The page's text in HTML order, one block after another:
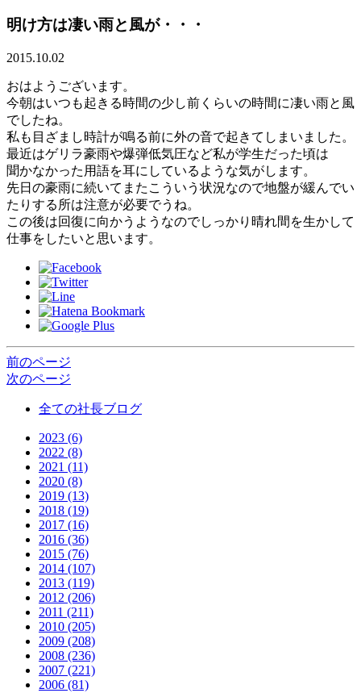
明け方は凄い雨と風が・・・
2015.10.02
おはようございます。
今朝はいつも起きる時間の少し前くらいの時間に凄い雨と風
でしたね。
私も目ざまし時計が鳴る前に外の音で起きてしまいました。
最近はゲリラ豪雨や爆弾低気圧など私が学生だった頃は
聞かなかった用語を耳にしているような気がします。
先日の豪雨に続いてまたこういう状況なので地盤が緩んでい
たりする所は注意が必要でうね。
この後は回復に向かうようなのでしっかり晴れ間を生かして
仕事をしたいと思います。
前のページ
次のページ
全ての社長ブログ
2023 (6)
2022 (8)
2021 (11)
2020 (8)
2019 (13)
2018 (19)
2017 (16)
2016 (36)
2015 (76)
2014 (107)
2013 (119)
2012 (206)
2011 (211)
2010 (205)
2009 (208)
2008 (236)
2007 (221)
2006 (81)